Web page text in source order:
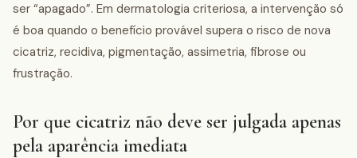
ser “apagado”. Em dermatologia criteriosa, a intervenção só
é boa quando o benefício provável supera o risco de nova
cicatriz, recidiva, pigmentação, assimetria, fibrose ou
frustração.
Por que cicatriz não deve ser julgada apenas
pela aparência imediata